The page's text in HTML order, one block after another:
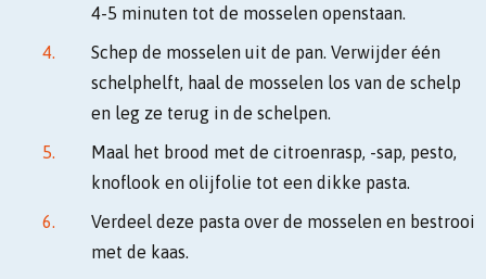
4-5 minuten tot de mosselen openstaan.
Schep de mosselen uit de pan. Verwijder één
schelphelft, haal de mosselen los van de schelp
en leg ze terug in de schelpen.
Maal het brood met de citroenrasp, -sap, pesto,
knoflook en olijfolie tot een dikke pasta.
Verdeel deze pasta over de mosselen en bestrooi
met de kaas.